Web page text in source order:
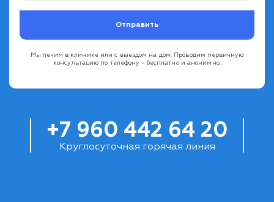
Отправить
Мы лечим в клинике или с выездом на дом. Проводим первичную
консультацию по телефону - бесплатно и анонимно.
+7 960 442 64 20
Круглосуточная горячая линия